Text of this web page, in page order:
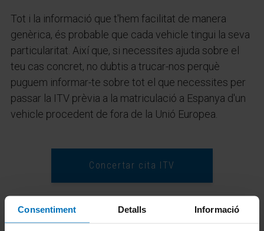
Consentiment Detalls Informació
Tot i la informació que t'hem facilitat de manera
genèrica, és probable que cada vehicle tingui la seva
particularitat. Així que, si necessites ajuda sobre el
teu cas concret, no dubtis a trucar-nos perquè
puguem informar-te sobre tot el que necessites per
passar la ITV prèvia a la matriculació a Espanya d'un
vehicle procedent de fora de la Unió Europea.
Concertar cita ITV